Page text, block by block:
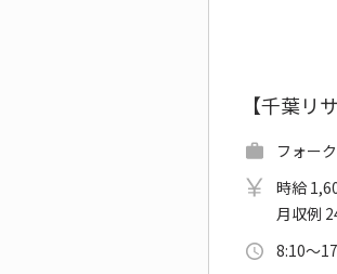
【千葉
フォー
時給
月収例
8:10～